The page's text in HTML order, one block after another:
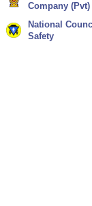
Company (Pvt)
National
Safety